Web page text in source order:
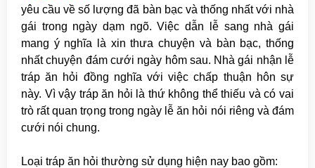
yêu cầu về số lượng đã bàn bạc và thống nhất với nhà
gái trong ngày dạm ngõ. Việc dẫn lễ sang nhà gái
mang ý nghĩa là xin thưa chuyện và bàn bạc, thống
nhất chuyện đám cưới ngày hôm sau. Nhà gái nhận lễ
tráp ăn hỏi đồng nghĩa với việc chấp thuận hôn sự
này. Vì vậy tráp ăn hỏi là thứ không thể thiếu và có vai
trò rất quan trọng trong ngày lễ ăn hỏi nói riêng và đám
cưới nói chung.
Loại tráp ăn hỏi thường sử dụng hiện nay bao gồm: